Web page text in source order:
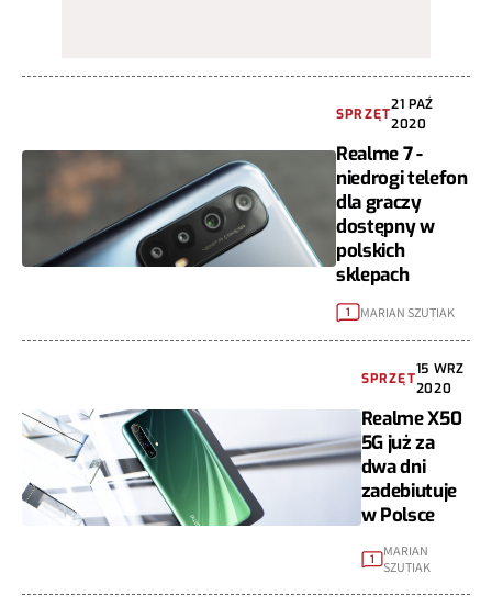
SPRZĘT
21 PAŹ
2020
Realme 7 -
niedrogi telefon
dla graczy
dostępny w
polskich
sklepach
1 MARIAN SZUTIAK
SPRZĘT
15 WRZ
2020
Realme X50
5G już za
dwa dni
zadebiutuje
w Polsce
1
MARIAN
SZUTIAK